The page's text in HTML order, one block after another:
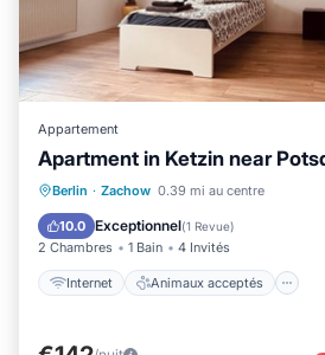
Appartement
Apartment in Ketzin near
Berlin · Zachow 0.39 mi au centre
10.0 Exceptionnel(1 Revue)
2 Chambres 1 Bain 4 Invités
Internet Animaux acceptés
Internet
Animaux acceptés
Adapté aux enfants